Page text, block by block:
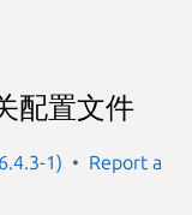
配置文件
1)
Report a